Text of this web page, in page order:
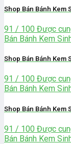
Shop Bán Bánh Kem
91 / 100 Được
Bán Bánh Kem
Shop Bán Bánh Kem
91 / 100 Được
Bán Bánh Kem
Shop Bán Bánh Kem
91 / 100 Được
Bán Bánh Kem